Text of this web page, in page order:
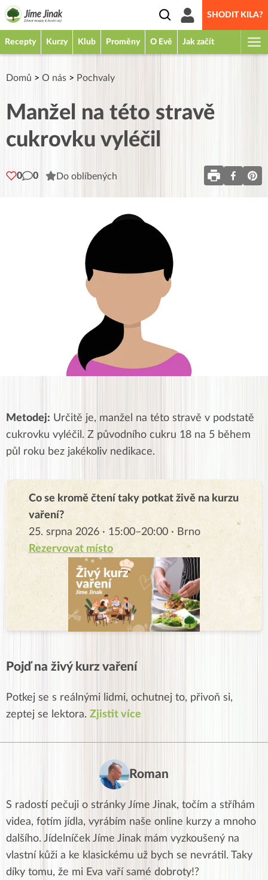
SHODIT KILA?
Recepty Kurzy Klub Proměny O Evě Jak začít
Domů > O nás > Pochvaly
Manžel na této stravě
cukrovku vyléčil
0 0 Do oblíbených
Metodej: Určitě je, manžel na této stravě v podstatě
cukrovku vyléčil. Z původního cukru 18 na 5 během
půl roku bez jakékoliv nedikace.
Co se kromě čtení taky potkat živě na kurzu
vaření?
25. srpna 2026 · 15:00–20:00 · Brno
Rezervovat místo
Pojď na živý kurz vaření
Potkej se s reálnými lidmi, ochutnej to, přivoň si,
zeptej se lektora. Zjistit více
Roman
S radostí pečuji o stránky Jíme Jinak, točím a stříhám
videa, fotím jídla, vyrábím naše online kurzy a mnoho
dalšího. Jídelníček Jíme Jinak mám vyzkoušený na
vlastní kůži a ke klasickému už bych se nevrátil. Taky
díky tomu, že mi Eva vaří samé dobroty!?